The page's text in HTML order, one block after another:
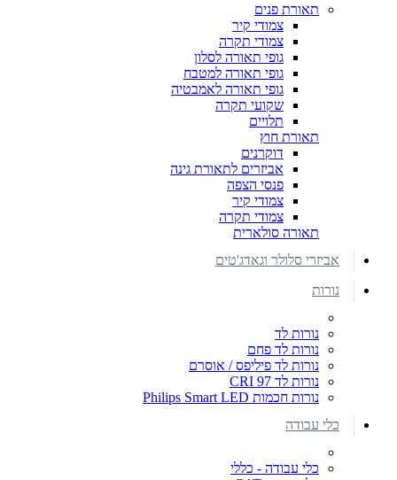
תאורת פנים
צמודי קיר
צמודי תקרה
גופי תאורה לסלון
גופי תאורה למטבח
גופי תאורה לאמבטיה
שקועי תקרה
תלויים
תאורת חוץ
דוקרנים
אביזרים לתאורת גינה
פנסי הצפה
צמודי קיר
צמודי תקרה
תאורה סולארית
אביזרי סלולר וגאדג'טים
נורות
נורות לד
נורות לד פחם
נורות לד פיליפס / אוסרם
נורות לד CRI 97
נורות חכמות Philips Smart LED
כלי עבודה
כלי עבודה - כללי